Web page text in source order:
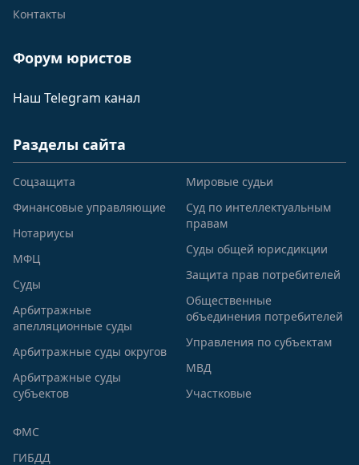
Контакты
Форум юристов
Наш Telegram канал
Разделы сайта
Соцзащита
Финансовые управляющие
Нотариусы
МФЦ
Суды
Арбитражные
апелляционные суды
Арбитражные суды округов
Арбитражные суды
субъектов
Мировые судьи
Суд по интеллектуальным
правам
Суды общей юрисдикции
Защита прав потребителей
Общественные
объединения потребителей
Управления по субъектам
МВД
Участковые
ФМС
ГИБДД